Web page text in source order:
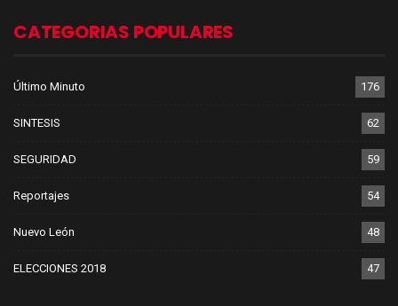
CATEGORIAS POPULARES
Último Minuto 176
SINTESIS 62
SEGURIDAD 59
Reportajes 54
Nuevo León 48
ELECCIONES 2018 47